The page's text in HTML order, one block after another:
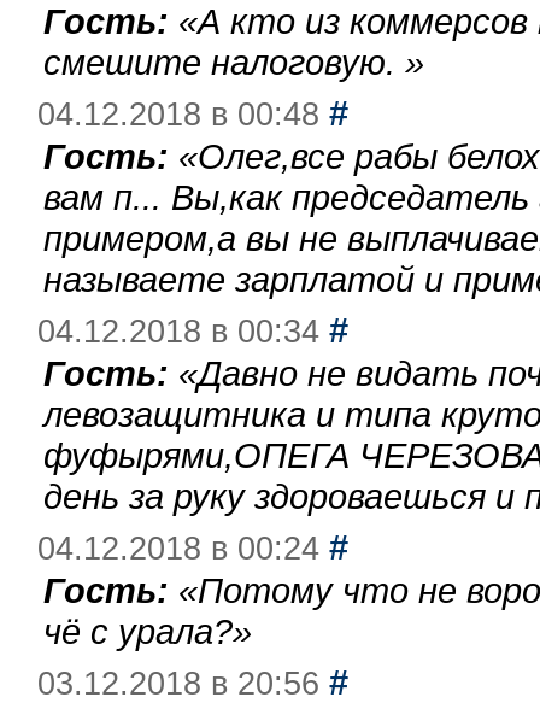
Гость: «А кто из
смешите налоговую. »
04.12.2018 в 00:48 #
Гость: «Олег,все рабы
вам п... Вы,как
примером,а вы не
называете зарплатой и
04.12.2018 в 00:34 #
Гость: «Давно не видать
левозащитника и типа
фуфырями,ОПЕГА
день за руку здороваешься
04.12.2018 в 00:24 #
Гость: «Потому что не
чё с урала?»
03.12.2018 в 20:56 #